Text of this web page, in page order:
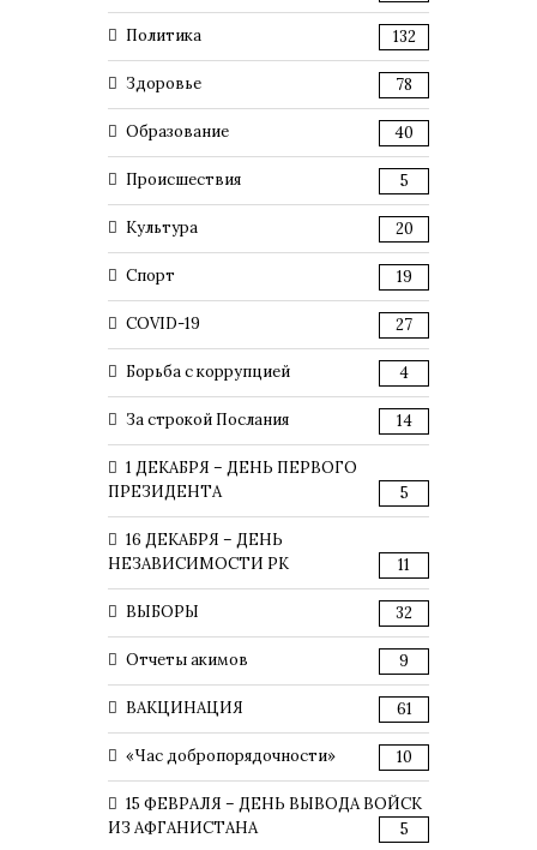
Политика 132
Здоровье 78
Образование 40
Происшествия 5
Культура 20
Спорт 19
COVID-19 27
Борьба с коррупцией 4
За строкой Послания 14
1 ДЕКАБРЯ – ДЕНЬ ПЕРВОГО
ПРЕЗИДЕНТА
5
16 ДЕКАБРЯ – ДЕНЬ
НЕЗАВИСИМОСТИ РК
11
ВЫБОРЫ 32
Отчеты акимов 9
ВАКЦИНАЦИЯ 61
«Час добропорядочности» 10
15 ФЕВРАЛЯ – ДЕНЬ ВЫВОДА ВОЙСК
ИЗ АФГАНИСТАНА
5